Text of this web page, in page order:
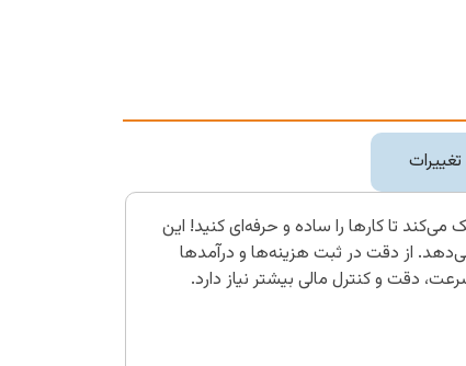
تا کارها را ساده و حرفه‌ای کنید! این
می‌دهد. از دقت در ثبت هزینه‌ها و درآمدها
دقت و کنترل مالی بیشتر نیاز دارد.